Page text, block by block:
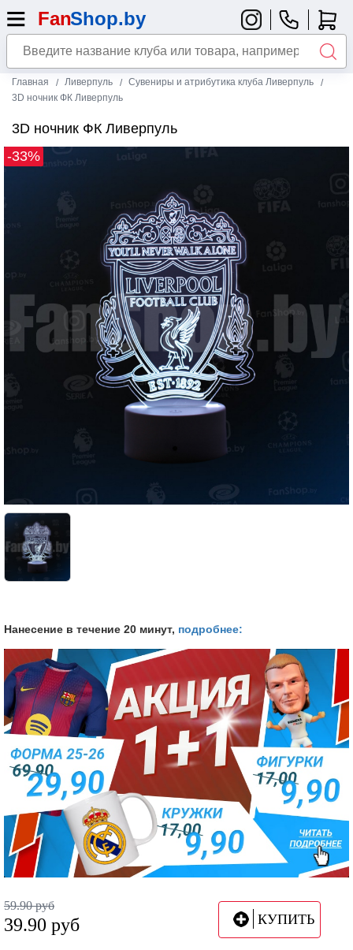
Главная Ливерпуль
Сувениры и атрибутика клуба Ливерпуль
3D ночник ФК Ливерпуль
3D ночник ФК Ливерпуль
-33%
Нанесение в течение 20 минут, подробнее:
59.90 руб
39.90 руб КУПИТЬ